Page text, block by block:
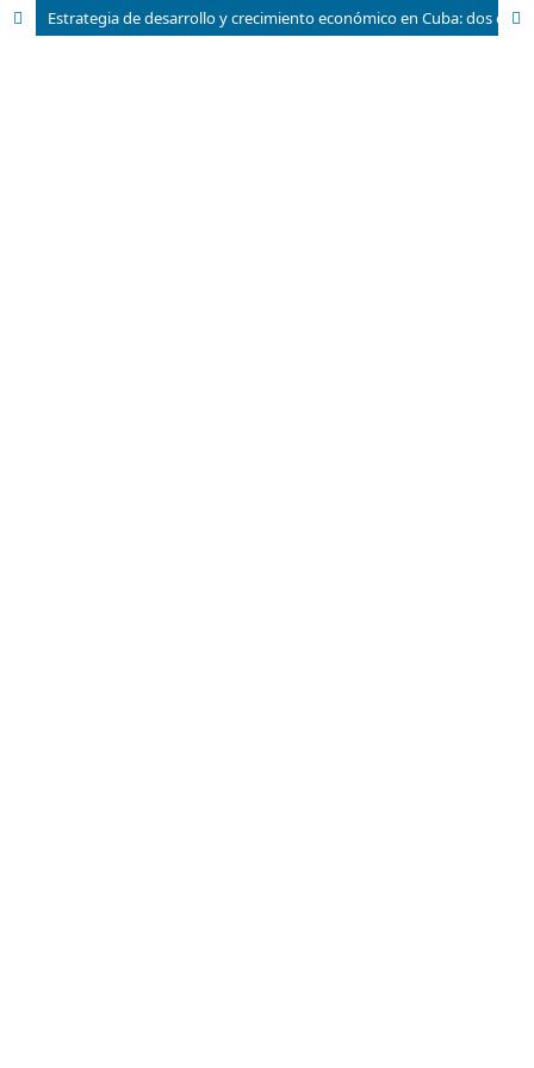
Estrategia de desarrollo y crecimiento económico en Cuba: dos caras de una misma moneda